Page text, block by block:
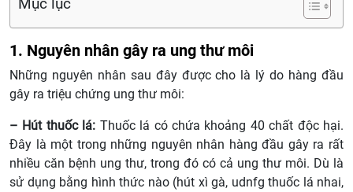
1. Nguyên nhân gây ra ung thư môi
Những nguyên nhân sau đây được cho là lý do hàng đầu
gây ra triệu chứng ung thư môi:
– Hút thuốc lá: Thuốc lá có chứa khoảng 40 chất độc hại.
Đây là một trong những nguyên nhân hàng đầu gây ra rất
nhiều căn bệnh ung thư, trong đó có cả ung thư môi. Dù là
sử dụng bằng hình thức nào (hút xì gà, udnfg thuốc lá nhai,